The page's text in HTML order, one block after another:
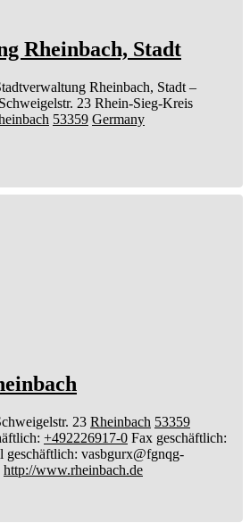
Rheinbach, Stadt
Rheinbach, Stadt –
Schweigelstr. 23 Rhein-Sieg-Kreis
53359 Germany
23 Rheinbach 53359
: +492226917-0 Fax geschäftlich:
geschäftlich: vasbgurx@fgnqg-
http://www.rheinbach.de